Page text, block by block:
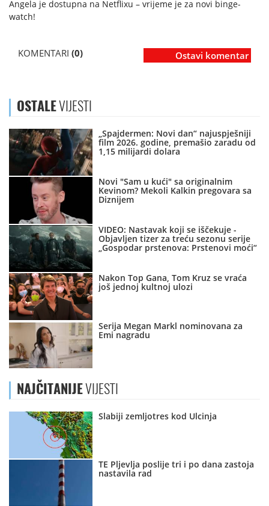
Angela je dostupna na Netflixu – vrijeme je za novi binge-
watch!
KOMENTARI (0) Ostavi komentar
OSTALEVIJESTI
„Spajdermen: Novi dan“ najuspješniji
film 2026. godine, premašio zaradu od
1,15 milijardi dolara
Novi "Sam u kući" sa originalnim
Kevinom? Mekoli Kalkin pregovara sa
Diznijem
VIDEO: Nastavak koji se iščekuje -
Objavljen tizer za treću sezonu serije
„Gospodar prstenova: Prstenovi moći“
Nakon Top Gana, Tom Kruz se vraća
još jednoj kultnoj ulozi
Serija Megan Markl nominovana za
Emi nagradu
NAJČITANIJEVIJESTI
Slabiji zemljotres kod Ulcinja
TE Pljevlja poslije tri i po dana zastoja
nastavila rad